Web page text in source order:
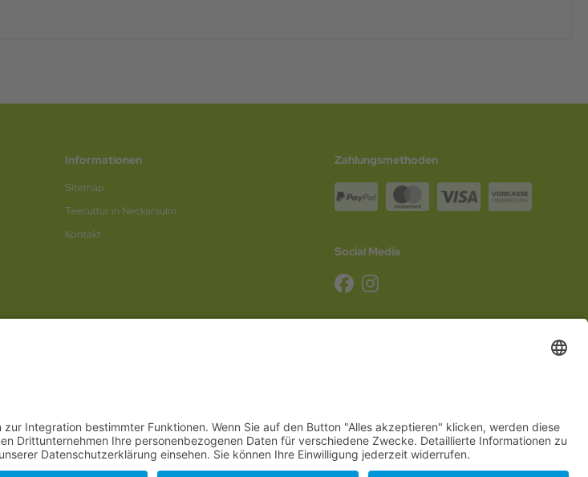
Informationen
Sitemap
Teecultur in Neckarsulm
Kontakt
Zahlungsmethoden
Social Media
München,Potsdam,Bremen,Hamburg Wiesbaden,Schwerin,Hannover ,Düsseldorf ,Mainz,SaarbrückenoderDresden,Magdeburgund Erfurt.